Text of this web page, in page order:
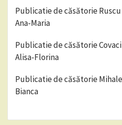
Publicatie de căsătorie
Ana-Maria
Publicatie de căsătorie
Alisa-Florina
Publicatie de căsătorie
Bianca